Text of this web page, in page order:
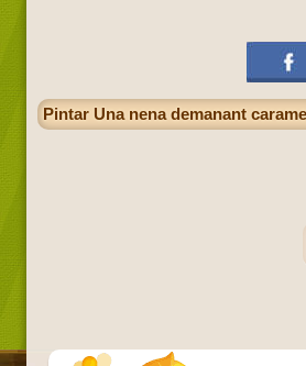
Pintar Una nena demanant